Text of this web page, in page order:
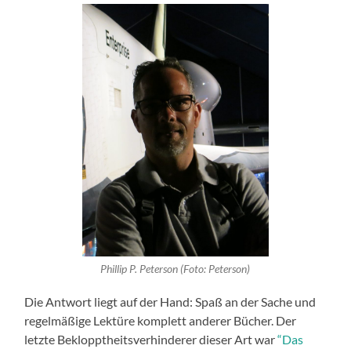
Phillip P. Peterson (Foto: Peterson)
Die Antwort liegt auf der Hand: Spaß an der Sache und
regelmäßige Lektüre komplett anderer Bücher. Der
letzte Beklopptheitsverhinderer dieser Art war“Das